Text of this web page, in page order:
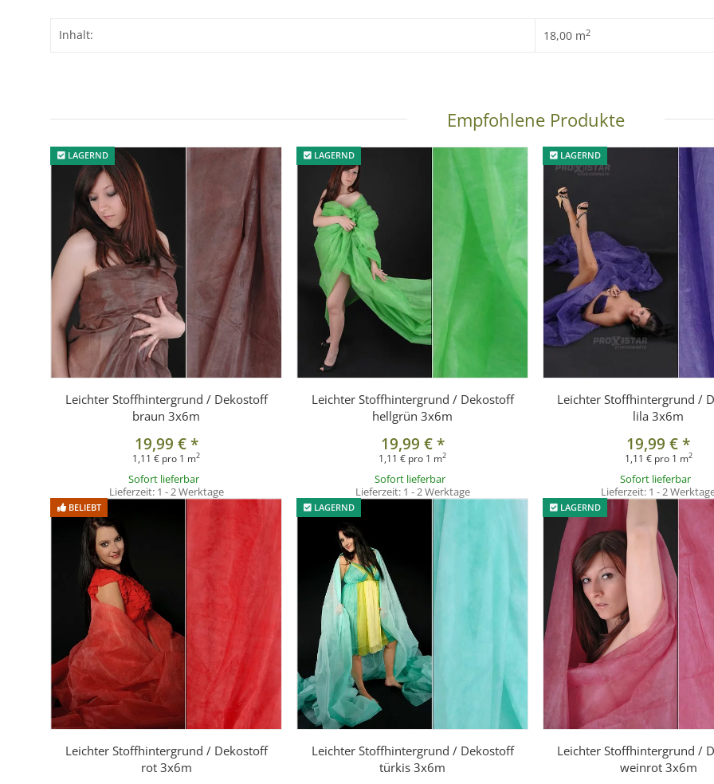
Ideal für folgende Einsatzbereiche
Content Creation:Livestreams, Reels, Setdesign
Lieferumfang
1x Hintergrundstoff Gelb 3x6 m
Inhalt: 18,00 m2
Empfohlene Produkte
LAGERND
Leichter Stoffhintergrund / Dekostoff
braun 3x6m
19,99 €*
1,11 € pro 1 m2
Sofort lieferbar
Lieferzeit: 1 - 2 Werktage
LAGERND
Leichter Stoffhintergrund / Dekostoff
hellgrün 3x6m
19,99 €*
1,11 € pro 1 m2
Sofort lieferbar
Lieferzeit: 1 - 2 Werktage
LAGERND
Leichter Stoffhintergrund /
lila 3x6m
19,99 €*
1,11 € pro 1 m2
Sofort lieferbar
Lieferzeit: 1 - 2
BELIEBT
Leichter Stoffhintergrund / Dekostoff
rot 3x6m
LAGERND
Leichter Stoffhintergrund / Dekostoff
türkis 3x6m
LAGERND
Leichter Stoffhintergrund /
weinrot 3x6m